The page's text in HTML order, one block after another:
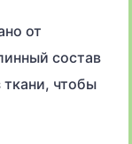
от
состав
ткани, чтобы